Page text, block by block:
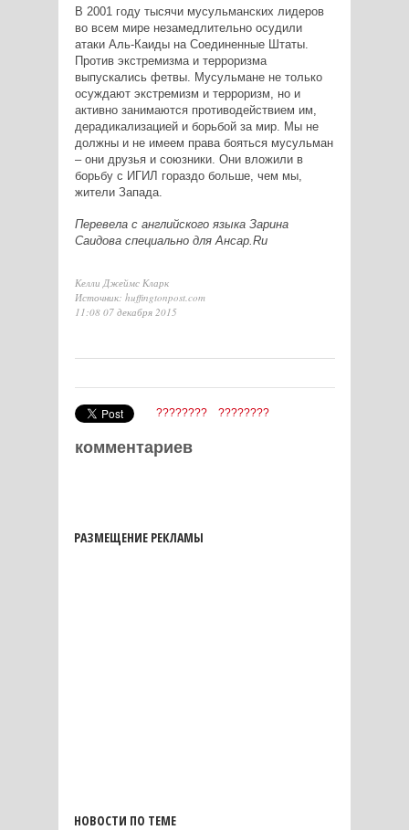
В 2001 году тысячи мусульманских лидеров
во всем мире незамедлительно осудили
атаки Аль-Каиды на Соединенные Штаты.
Против экстремизма и терроризма
выпускались фетвы. Мусульмане не только
осуждают экстремизм и терроризм, но и
активно занимаются противодействием им,
дерадикализацией и борьбой за мир. Мы не
должны и не имеем права бояться мусульман
– они друзья и союзники. Они вложили в
борьбу с ИГИЛ гораздо больше, чем мы,
жители Запада.
Перевела с английского языка Зарина
Саидова специально для Ансар.Ru
Келли Джеймс Кларк
Источник: huffingtonpost.com
11:08 07 декабря 2015
???????? ????????
комментариев
РАЗМЕЩЕНИЕ РЕКЛАМЫ
НОВОСТИ ПО ТЕМЕ